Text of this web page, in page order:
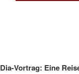
Dia-Vortrag: Eine